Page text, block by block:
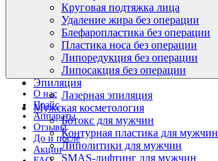
О нас
Прайс
Аппараты
Отзывы
До и после
Акции
Круговая подтяжка лица
Удаление жира без операции
Блефаропластика без операции
Пластика носа без операции
Липоредукция без операции
Липосакция без операции
Эпиляция
Лазерная эпиляция
Мужская косметология
Ботокс для мужчин
Контурная пластика для мужчин
Липолитики для мужчин
SMAS-лифтинг для мужчин